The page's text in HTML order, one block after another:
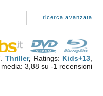
ricerca avanzata
. Thriller, Ratings: Kids+13
3,88 su-1 recensioni